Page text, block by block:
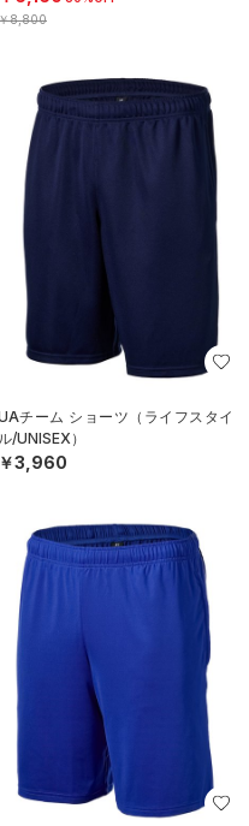
8,800
チーム ショーツ（ライフスタイ
ル/UNISEX）
￥3,960